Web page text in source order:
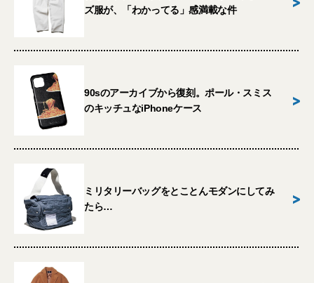
ズ服が、「わかってる」感満載な件
90sのアーカイブから復刻。ポール・スミス
のキッチュなiPhoneケース
>
ミリタリーバッグをとことんモダンにしてみ
たら…
>